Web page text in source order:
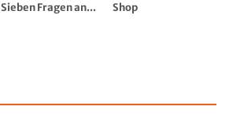
Sieben Fragen an...
Shop